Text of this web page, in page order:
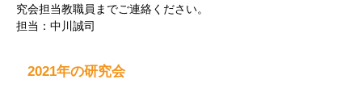
究会担当教職員までご連絡ください。
担当：中川誠司
2021年の研究会